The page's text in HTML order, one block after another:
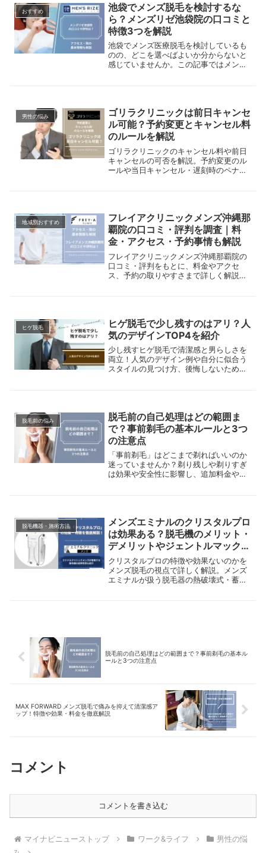
おすすめ
池袋でメンズ脱毛を検討するな
ら？メンズリゼ池袋院の口コミと
特徴3つを解説
池袋でメンズ医療脱毛を検討しているも
のの、どこを選べばよいか分からないと
感じていませんか。この記事ではメンズ
どの店舗情報を解説します。初めての脱
男性の悩み
ゴリラクリニックは前日キャンセ
ル可能？予約変更とキャンセル料
のルールを解説
ゴリラクリニックのキャンセル料や前日
キャンセルの可否を解説。予約変更のル
ールや当日キャンセル・遅刻時のペナル
す。
地域別おすすめ
フレイアクリニックメンズ沖縄那
覇院の口コミ・評判を調査｜料
金・アクセス・予約事情も解説
フレイアクリニックメンズ沖縄那覇院の
口コミ・評判をもとに、料金やアクセ
ス、予約の取りやすさまで詳しく解説。
やすいメンズ医療脱毛クリニックです
ヒゲ脱毛
ヒゲ脱毛で少し残すのはアリ？人
気のデザインTOP4を紹介
少し残すヒゲ脱毛で清潔感と男らしさを
両立！人気のデザイン例や自分に似合う
スタイルの見つけ方、後悔しないための
脱毛前の悩み
脱毛前の自己処理はどの範囲ま
で？事前剃毛の基本ルールと3つ
の注意点
「事前剃毛」はどこまで剃ればいいのか
迷っていませんか？剃り残しや剃りすぎ
は効果や安全性に影響し、追加料金や施
は、事前剃毛が必要な理由から部位別の
始めましょう。
脱毛機器・施術方法
メンズエミナルのクリスタルプロ
は効果ある？脱毛機のメリット・
デメリットやジェントルマックス
プロと徹底比較
クリスタルプロの特徴や効果ないのかを
メンズ脱毛の視点で詳しく解説。メンズ
エミナルが扱う脱毛器の熱破壊式・蓄熱
比較、よくある質問まで完全網羅しま
脱毛前の自己処理はどの範囲まで？事前剃毛の基本ル
ールと3つの注意点
MAX FORWARD メンズ脱毛で痛みを抑えて清潔感ア
ップ！特徴や効果・料金を徹底解説
コメント
コメントを書き込む
マイナビニューストップ ワーク&ライフ
男性の悩